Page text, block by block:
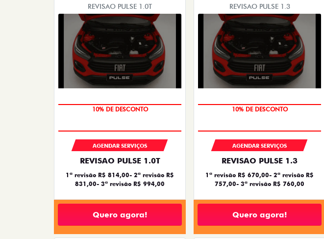
REVISAO PULSE 1.0T
MÃO DE OBRA
AGENDAR SERVIÇOS
REVISAO PULSE 1.0T
1ª revisão R$ 814,00- 2ª revisão R$
831,00- 3ª revisão R$ 994,00
Quero agora!
REVISAO PULSE 1.3
MÃO DE OBRA
AGENDAR SERVIÇOS
REVISAO PULSE 1.3
1ª revisão R$ 670,00- 2ª revisão R$
757,00- 3ª revisão R$ 760,00
Quero agora!